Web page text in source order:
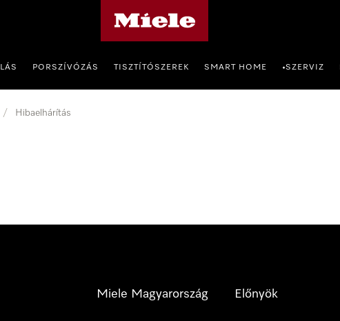
PORSZÍVÓZÁS TISZTÍTÓSZEREK SMART HOME •SZERVIZ
/ Hibaelhárítás
Miele Magyarország Előnyök